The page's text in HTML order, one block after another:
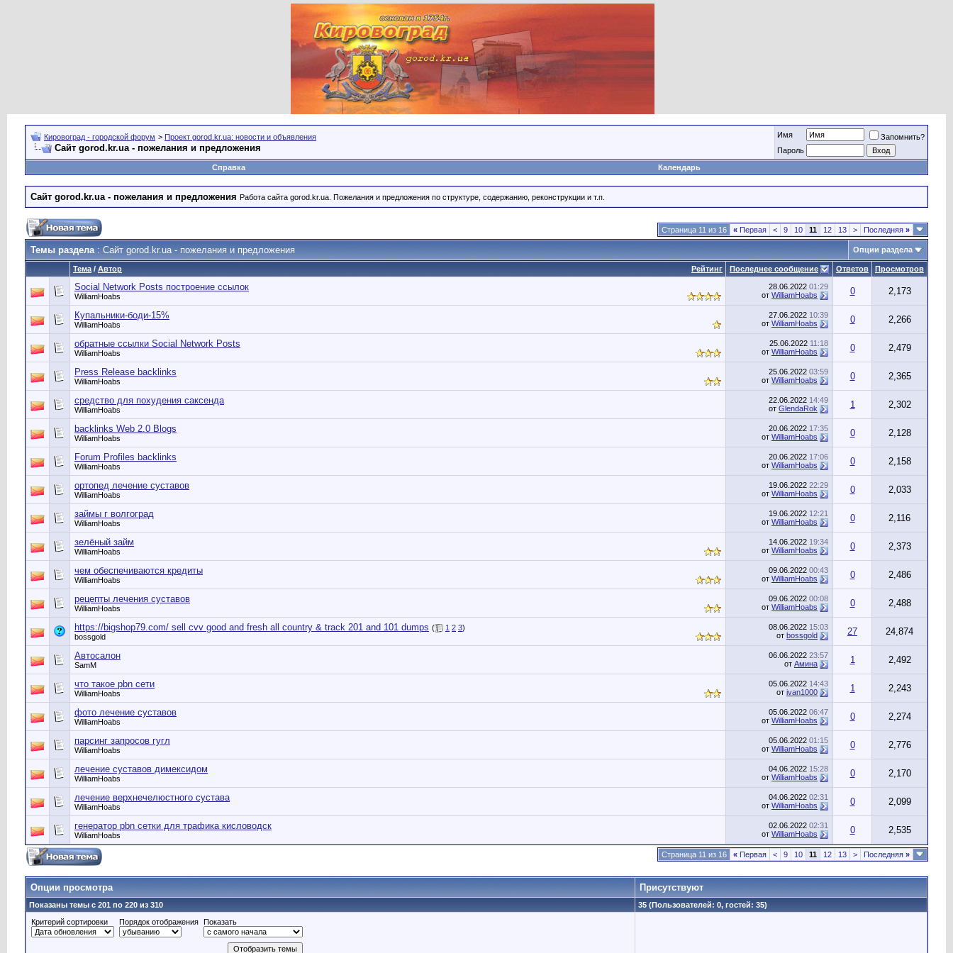
Кировоград - городской форум > Проект gorod.kr.ua: новости и объявления
Сайт gorod.kr.ua - пожелания и предложения
Имя
Запомнить?
Пароль
Справка
Календарь
Сайт gorod.kr.ua - пожелания и предложения Работа сайта gorod.kr.ua. Пожелания и предложения по структуре, содержанию, реконструкции и т.п.
Страница 11 из 16 « Первая < 9 10 11 12 13 > Последняя »
Темы раздела: Сайт gorod.kr.ua - пожелания и предложения Опции раздела
Рейтинг
Тема / Автор Последнее сообщение Ответов Просмотров
Social Network Posts построение ссылок
WilliamHoabs
28.06.2022 01:29
от WilliamHoabs 0 2,173
Купальники-боди-15%
WilliamHoabs
27.06.2022 10:39
от WilliamHoabs 0 2,266
обратные ссылки Social Network Posts
WilliamHoabs
25.06.2022 11:18
от WilliamHoabs 0 2,479
Press Release backlinks
WilliamHoabs
25.06.2022 03:59
от WilliamHoabs 0 2,365
средство для похудения саксенда
WilliamHoabs
22.06.2022 14:49
от GlendaRok 1 2,302
backlinks Web 2.0 Blogs
WilliamHoabs
20.06.2022 17:35
от WilliamHoabs 0 2,128
Forum Profiles backlinks
WilliamHoabs
20.06.2022 17:06
от WilliamHoabs 0 2,158
ортопед лечение суставов
WilliamHoabs
19.06.2022 22:29
от WilliamHoabs 0 2,033
займы г волгоград
WilliamHoabs
19.06.2022 12:21
от WilliamHoabs 0 2,116
зелёный займ
WilliamHoabs
14.06.2022 19:34
от WilliamHoabs 0 2,373
чем обеспечиваются кредиты
WilliamHoabs
09.06.2022 00:43
от WilliamHoabs 0 2,486
рецепты лечения суставов
WilliamHoabs
09.06.2022 00:08
от WilliamHoabs 0 2,488
https://bigshop79.com/ sell cvv good and fresh all country & track 201 and 101 dumps ( 1 2 3)
bossgold
08.06.2022 15:03
от bossgold 27 24,874
Автосалон
SamM
06.06.2022 23:57
от Амина 1 2,492
что такое pbn сети
WilliamHoabs
05.06.2022 14:43
от ivan1000 1 2,243
фото лечение суставов
WilliamHoabs
05.06.2022 06:47
от WilliamHoabs 0 2,274
парсинг запросов гугл
WilliamHoabs
05.06.2022 01:15
от WilliamHoabs 0 2,776
лечение суставов димексидом
WilliamHoabs
04.06.2022 15:28
от WilliamHoabs 0 2,170
лечение верхнечелюстного сустава
WilliamHoabs
04.06.2022 02:31
от WilliamHoabs 0 2,099
генератор pbn сетки для трафика кисловодск
WilliamHoabs
02.06.2022 02:31
от WilliamHoabs 0 2,535
Страница 11 из 16 « Первая < 9 10 11 12 13 > Последняя »
Опции просмотра Присутствуют
Показаны темы с 201 по 220 из 310
35 (Пользователей: 0, гостей: 35)
Критерий сортировки
Порядок отображения Показать